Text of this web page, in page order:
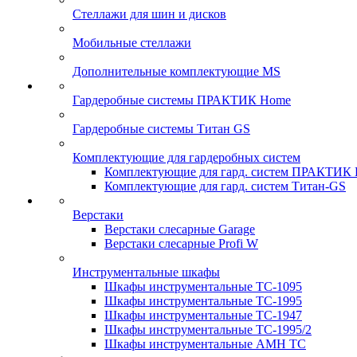
Стеллажи для шин и дисков
Мобильные стеллажи
Дополнительные комплектующие MS
Гардеробные системы ПРАКТИК Home
Гардеробные системы Титан GS
Комплектующие для гардеробных систем
Комплектующие для гард. систем ПРАКТИК
Комплектующие для гард. систем Титан-GS
Верстаки
Верстаки слесарные Garage
Верстаки слесарные Profi W
Инструментальные шкафы
Шкафы инструментальные TC-1095
Шкафы инструментальные TC-1995
Шкафы инструментальные TC-1947
Шкафы инструментальные TC-1995/2
Шкафы инструментальные AMH TC